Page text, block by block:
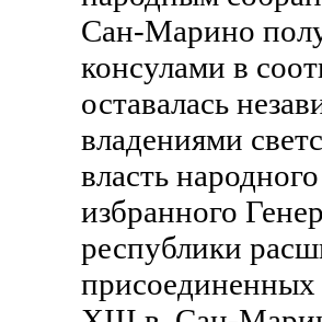
Сан-Марино
консулами в
оставалась
владениями
власть
избранного
республики
присоединенных